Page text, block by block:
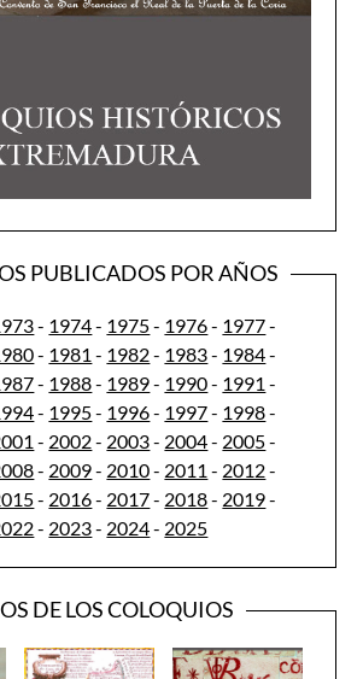
PUBLICADOS POR AÑOS
- 1974- 1975- 1976- 1977-
- 1981 - 1982- 1983- 1984-
- 1988- 1989- 1990- 1991 -
- 1995- 1996- 1997- 1998-
- 2002- 2003- 2004- 2005-
- 2009- 2010- 2011 - 2012-
- 2016- 2017- 2018- 2019-
- 2023- 2024- 2025
DE LOS COLOQUIOS